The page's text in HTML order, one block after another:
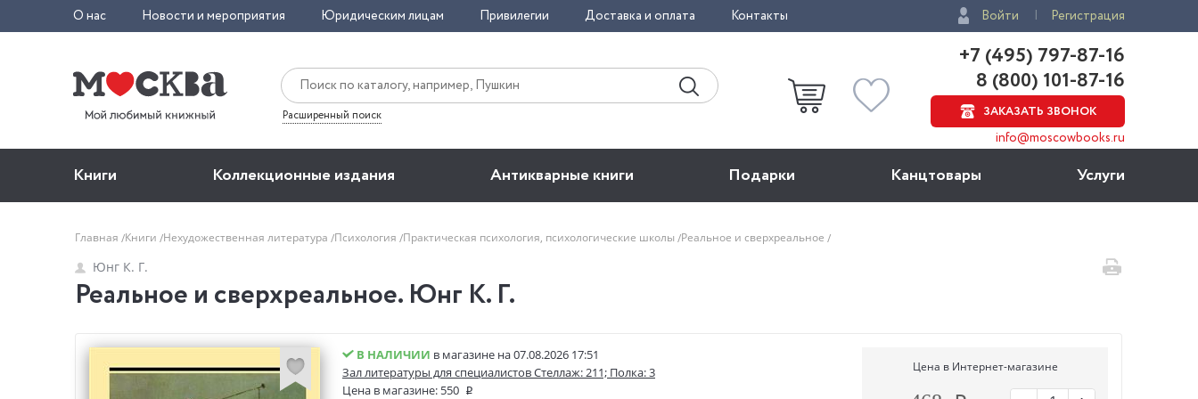
О нас Новости и мероприятия Юридическим лицам Привилегии Доставка и оплата Контакты Войти Регистрация
Расширенный поиск
+7 (495) 797-87-16
8 (800) 101-87-16
ЗАКАЗАТЬ ЗВОНОК
info@moscowbooks.ru
Книги Коллекционные издания Антикварные книги Подарки Канцтовары Услуги
Главная Книги Нехудожественная литература Психология Практическая психология, психологические школы Реальное и сверхреальное
Юнг К. Г.
Реальное и сверхреальное. Юнг К. Г.
В НАЛИЧИИ в магазине на 07.08.2026 17:51
Зал литературы для специалистов Стеллаж: 211; Полка: 3
Цена в магазине: 550
Цена в Интернет-магазине